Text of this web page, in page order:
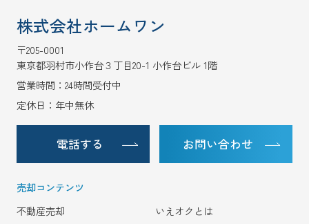
株式会社ホームワン
〒205-0001
東京都羽村市小作台３丁目20-1 小作台ビル 1階
営業時間：24時間受付中
定休日：年中無休
電話する お問い合わせ
売却コンテンツ
不動産売却
いえオクとは